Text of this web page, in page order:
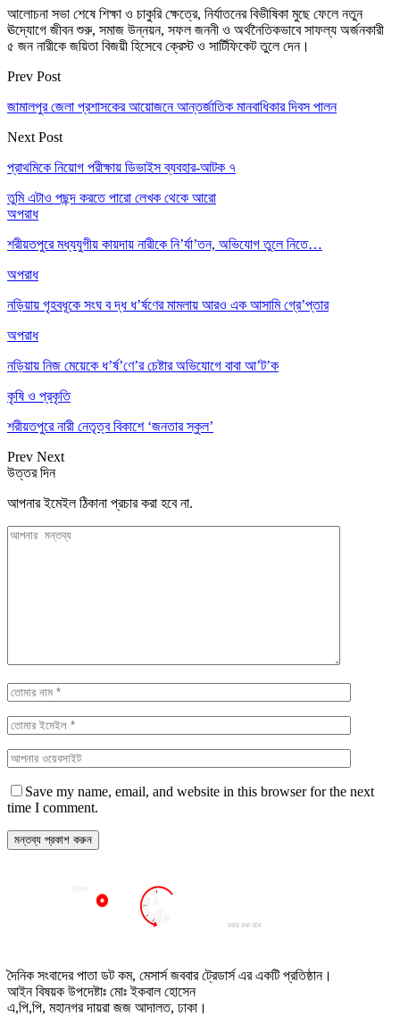
আলোচনা সভা শেষে শিক্ষা ও চাকুরি ক্ষেত্রে, নির্যাতনের বিভীষিকা মুছে ফেলে নতুন
ঊদ্যোগে জীবন শুরু, সমাজ উন্নয়ন, সফল জননী ও অর্থনৈতিকভাবে সাফল্য অর্জনকারী
৫ জন নারীকে জয়িতা বিজয়ী হিসেবে ক্রেস্ট ও সার্টিফিকেট তুলে দেন।
Prev Post
জামালপুর জেলা প্রশাসকের আয়োজনে আন্তর্জাতিক মানবাধিকার দিবস পালন
Next Post
প্রাথমিকে নিয়োগ পরীক্ষায় ডিভাইস ব্যবহার-আটক ৭
তুমি এটাও পছন্দ করতে পারো লেখক থেকে আরো
অপরাধ
শরীয়তপুরে মধ্যযুগীয় কায়দায় নারীকে নি’র্যা’তন, অভিযোগ তুলে নিতে…
অপরাধ
নড়িয়ায় গৃহবধূকে সংঘ ব দ্ধ ধ’র্ষণের মামলায় আরও এক আসামি গ্রে’প্তার
অপরাধ
নড়িয়ায় নিজ মেয়েকে ধ’র্ষ’ণে’র চেষ্টার অভিযোগে বাবা আ’ট’ক
কৃষি ও প্রকৃতি
শরীয়তপুরে নারী নেতৃত্ব বিকাশে ‘জনতার স্কুল’
Prev Next
উত্তর দিন
আপনার ইমেইল ঠিকানা প্রচার করা হবে না.
Save my name, email, and website in this browser for the next
time I comment.
দৈনিক সংবাদের পাতা ডট কম, মেসার্স জববার ট্রেডার্স এর একটি প্রতিষ্ঠান।
আইন বিষয়ক উপদেষ্টাঃ মোঃ ইকবাল হোসেন
এ,পি,পি, মহানগর দায়রা জজ আদালত, ঢাকা।